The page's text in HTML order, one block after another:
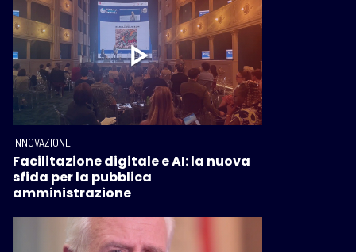
INNOVAZIONE
Facilitazione digitale e AI: la nuova
sfida per la pubblica
amministrazione